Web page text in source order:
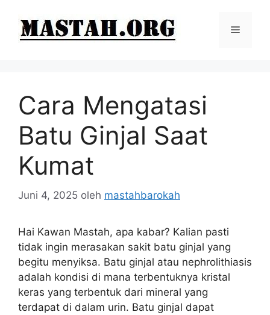
Menu
Cara Mengatasi
Batu Ginjal Saat
Kumat
Juni 4, 2025 oleh mastahbarokah
Hai Kawan Mastah, apa kabar? Kalian pasti
tidak ingin merasakan sakit batu ginjal yang
begitu menyiksa. Batu ginjal atau nephrolithiasis
adalah kondisi di mana terbentuknya kristal
keras yang terbentuk dari mineral yang
terdapat di dalam urin. Batu ginjal dapat